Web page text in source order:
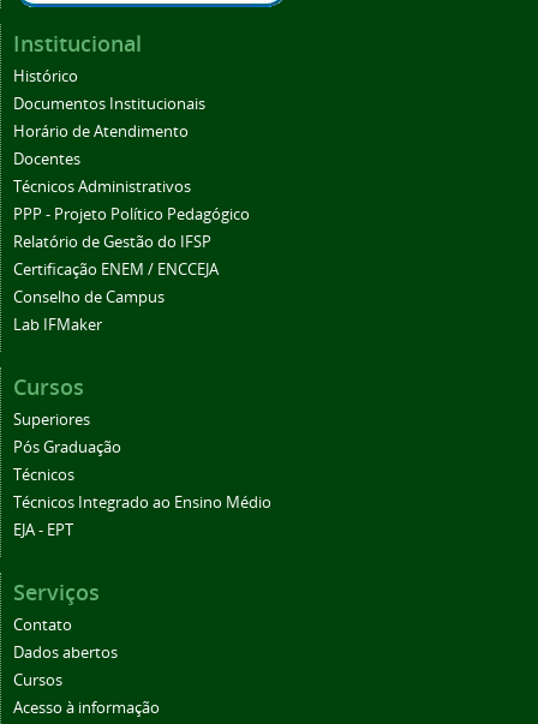
Institucional
Histórico
Documentos Institucionais
Horário de Atendimento
Docentes
Técnicos Administrativos
PPP - Projeto Político Pedagógico
Relatório de Gestão do IFSP
Certificação ENEM / ENCCEJA
Conselho de Campus
Lab IFMaker
Cursos
Superiores
Pós Graduação
Técnicos
Técnicos Integrado ao Ensino Médio
EJA - EPT
Serviços
Contato
Dados abertos
Cursos
Acesso à informação